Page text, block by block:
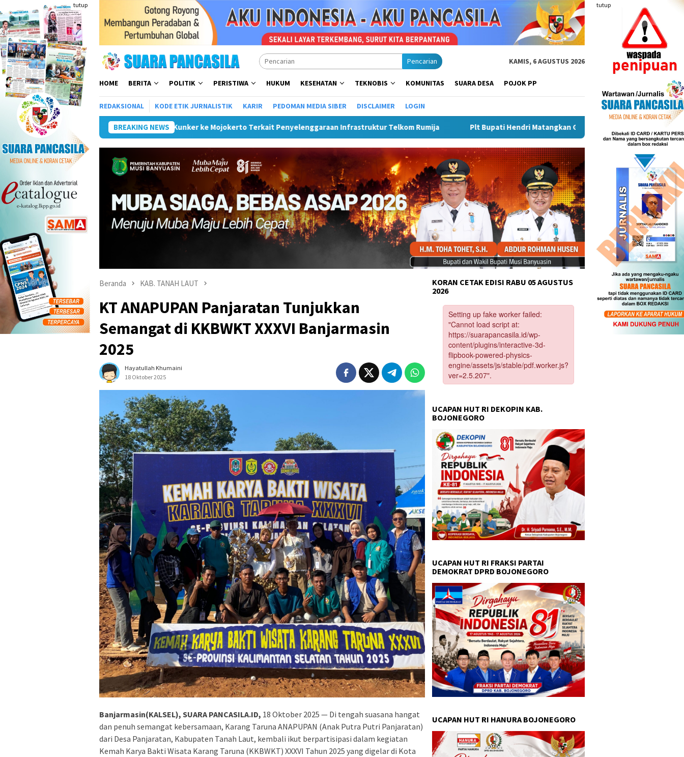
ke
konten
tutup tutup
Pencarian KAMIS, 6 AGUSTUS 2026
HOME BERITA POLITIK PERISTIWA HUKUM KESEHATAN TEKNOBIS KOMUNITAS SUARA DESA POJOK PP
REDAKSIONAL KODE ETIK JURNALISTIK KARIR PEDOMAN MEDIA SIBER DISCLAIMER LOGIN
BREAKING NEWS
Wali Kota Kunker ke Mojokerto Terkait Penyelenggaraan Infrastruktur Telkom Rumija Plt Bupati Hendri Matangkan Gebyar Semarak Merah Putih, Siapkan Event Besar Dongkrak
Beranda KAB. TANAH LAUT
KT ANAPUPAN Panjaratan Tunjukkan
Semangat di KKBWKT XXXVI Banjarmasin
2025
Hayatullah Khumaini
18 Oktober 2025
Banjarmasin(KALSEL), SUARA PANCASILA.ID, 18 Oktober 2025 — Di tengah suasana hangat
dan penuh semangat kebersamaan, Karang Taruna ANAPUPAN (Anak Putra Putri Panjaratan)
dari Desa Panjaratan, Kabupaten Tanah Laut, kembali ikut berpartisipasi dalam kegiatan
Kemah Karya Bakti Wisata Karang Taruna (KKBWKT) XXXVI Tahun 2025 yang digelar di Kota
KORAN CETAK EDISI RABU 05 AGUSTUS
2026
UCAPAN HUT RI DEKOPIN KAB.
BOJONEGORO
UCAPAN HUT RI FRAKSI PARTAI
DEMOKRAT DPRD BOJONEGORO
UCAPAN HUT RI HANURA BOJONEGORO